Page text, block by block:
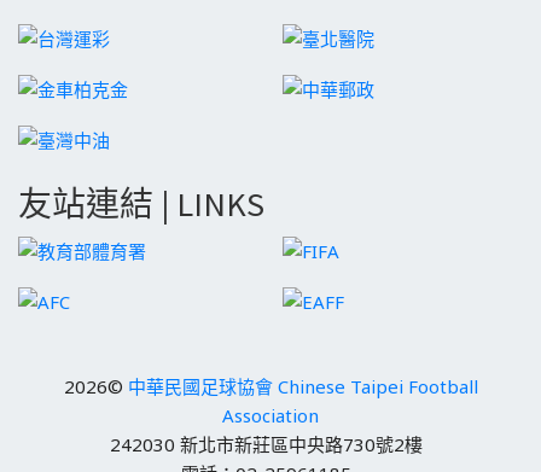
友站連結 | LINKS
2026© 中華民國足球協會 Chinese Taipei Football
Association
242030 新北市新莊區中央路730號2樓